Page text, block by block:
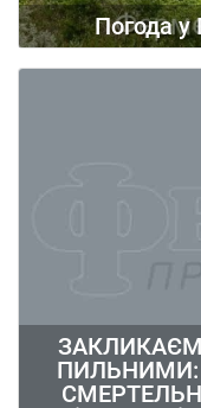
Погода у
ПИЛЬНИМИ: